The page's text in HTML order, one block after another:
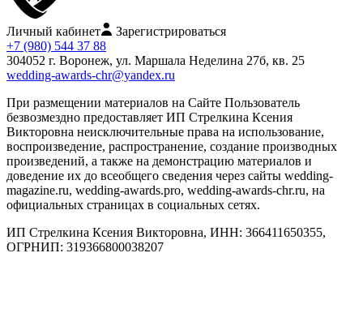
Личный кабинет
Зарегистрироваться
+7 (980) 544 37 88
304052 г. Воронеж, ул. Маршала Неделина 27б, кв. 25
wedding-awards-chr@yandex.ru
При размещении материалов на Сайте Пользователь
безвозмездно предоставляет ИП Стрелкина Ксения
Викторовна неисключительные права на использование,
воспроизведение, распространение, создание производных
произведений, а также на демонстрацию материалов и
доведение их до всеобщего сведения через сайты wedding-
magazine.ru, wedding-awards.pro, wedding-awards-chr.ru, на
официальных страницах в социальных сетях.
ИП Стрелкина Ксения Викторовна, ИНН: 366411650355,
ОГРНИП: 319366800038207